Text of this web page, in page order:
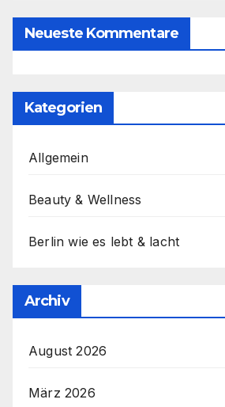
Neueste Kommentare
Kategorien
Allgemein
Beauty & Wellness
Berlin wie es lebt & lacht
Archiv
August 2026
März 2026